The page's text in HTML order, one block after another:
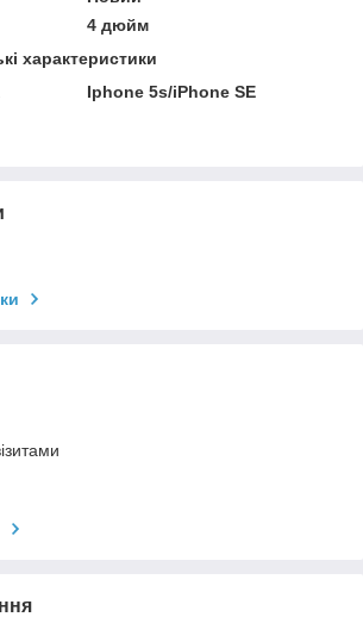
4 дюйм
характеристики
Iphone 5s/iPhone SE